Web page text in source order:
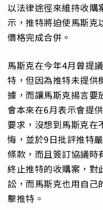
以法律途徑來維持收購
示，推特將迫使馬斯克
價格完成合併。
馬斯克在今年4月曾提
特，但因為推特未提供
據，而讓馬斯克揚言要
會本來在6月表示會提
要求，沒想到馬斯克在
悔，並於9日批評推特
條款，而且簽訂協議時
終止推特的收購案，對
訟，而馬斯克也用自己
擊推特。